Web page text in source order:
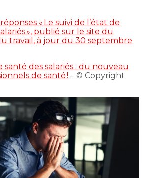
« Le suivi de l’état de
», publié sur le site du
travail, à jour du 30 septembre
santé des salariés : du nouveau
de santé ! – © Copyright